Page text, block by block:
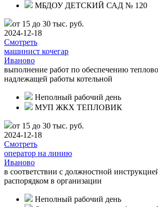
МБДОУ ДЕТСКИЙ САД № 120
от 15 до 30 тыс. руб.
2024-12-18
Смотреть
машинист кочегар
Иваново
выполнение работ по обеспечению
надлежащей работы котельной
Неполный рабочий день
МУП ЖКХ ТЕПЛОВИК
от 15 до 30 тыс. руб.
2024-12-18
Смотреть
оператор на линию
Иваново
в соответствии с должностной
распорядком в организации
Неполный рабочий день